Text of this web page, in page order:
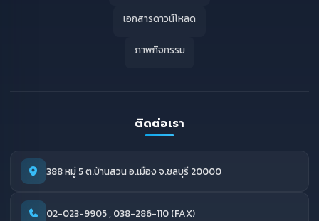
เอกสารดาวน์โหลด
ภาพกิจกรรม
ติดต่อเรา
388 หมู่ 5 ต.บ้านสวน อ.เมือง จ.ชลบุรี 20000
02-023-9905 , 038-286-110 (FAX)